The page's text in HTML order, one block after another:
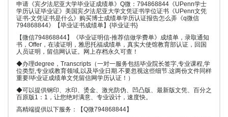
申请《宾夕法尼亚大学毕业证成绩单》Q微：794868844《UPenn学士
学历认证毕业证》美国宾夕法尼亚大学文凭证书学位证书《UPenn文凭
证书-文凭证书是什么》购买博士成绩单学历认证报告怎么弄《q微信
794868844》【毕业证书成绩单】{毕业证书}
【微信794868844】《毕业证明信-推荐信做学费单》成绩单，录取通知
书，Offer，在读证明，雅思托福成绩单，真实大使馆教育部认证，回国
人员证明，留信网认证。网上存档永久可查！
◆办理degree，Transcripts（一对一服务包括毕业院长签字,专业课程,学
位类型,专业或教育领域,以及毕业日期.不要忽视这些细节.这两份文件同样
重要!毕业证成绩单文凭留信网学历认证！）
◆可以提供钢印、水印、烫金、激光防伪、凹凸版、最新版文凭、百分之
百原版1：1，让您绝对满意、专业设计，速度快。
高精端提供以下服务：【Q微794868844】